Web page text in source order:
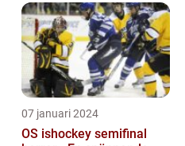
07 januari 2024
OS ishockey semifinal